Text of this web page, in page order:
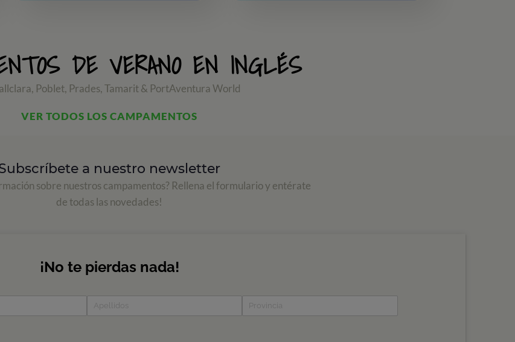
DE VERANO EN INGLÉS
Poblet, Prades, Tamarit & PortAventura World
VER TODOS LOS CAMPAMENTOS
a nuestro newsletter
sobre nuestros campamentos? Rellena el formulario y entérate
de todas las novedades!